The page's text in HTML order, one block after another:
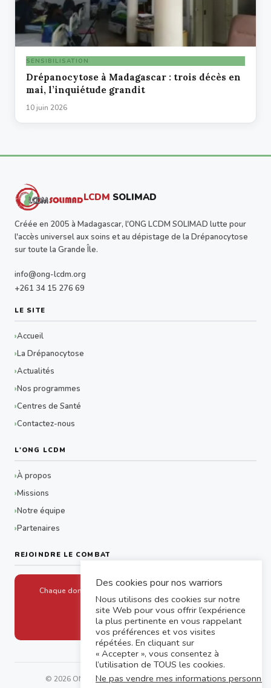
SENSIBILISATION
Drépanocytose à Madagascar : trois décès en
mai, l’inquiétude grandit
10 juin 2026
LCDM SOLIMAD
Créée en 2005 à Madagascar, l'ONG LCDM SOLIMAD lutte pour
l'accès universel aux soins et au dépistage de la Drépanocytose
sur toute la Grande Île.
info@ong-lcdm.org
+261 34 15 276 69
LE SITE
Accueil
La Drépanocytose
Actualités
Nos programmes
Centres de Santé
Contactez-nous
L'ONG LCDM
À propos
Missions
Notre équipe
Partenaires
REJOINDRE LE COMBAT
Chaque don aide un drépanocytaire à accéder aux soins
Faire un don
© 2026 ONG LCDM SOLIMAD — Tous droits réservés
Des cookies pour nos warriors
Nous utilisons des cookies sur notre
site Web pour vous offrir l’expérience
la plus pertinente en vous rappelant
vos préférences et vos visites
répétées. En cliquant sur
« Accepter », vous consentez à
l’utilisation de TOUS les cookies.
Ne pas vendre mes informations